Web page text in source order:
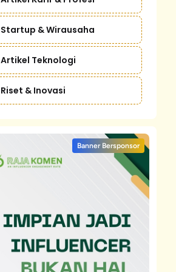
Startup & Wirausaha
Artikel Teknologi
Riset & Inovasi
Banner Bersponsor